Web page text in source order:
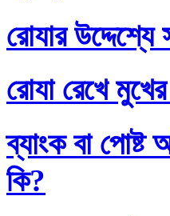
রোযার উদ্দেশ্যে
রোযা রেখে
ব্যাংক বা পোষ্ট
কি?